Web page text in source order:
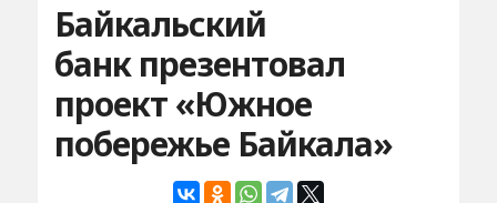
Байкальский
банк презентовал
проект «Южное
побережье Байкала»